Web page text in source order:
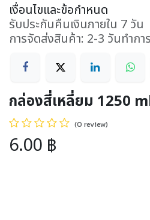
เงื่อนไขและข้อกำหนด
รับประกันคืนเงินภายใน 7 วัน
การจัดส่งสินค้า: 2-3 วันทำการ
กล่องสี่เหลี่ยม 1250
(0 review)
6.00 ฿